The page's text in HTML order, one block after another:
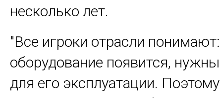
несколько лет.
"Все игроки отрасли понимают:
оборудование появится,
для его эксплуатации.